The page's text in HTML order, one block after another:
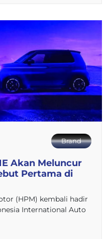
Brand
Akan Meluncur
Pertama di
(HPM) kembali hadir
International Auto